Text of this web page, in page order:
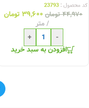
کد محصول : 23793
۴۴,۹۷۰ تومان ۳۹,۶۰۰ تومان
متر
-
+
افزودن به سبد خرید